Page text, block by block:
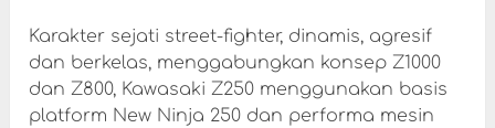
Karakter sejati street-fighter, dinamis, agresif
dan berkelas, menggabungkan konsep Z1000
dan Z800, Kawasaki Z250 menggunakan basis
platform New Ninja 250 dan performa mesin